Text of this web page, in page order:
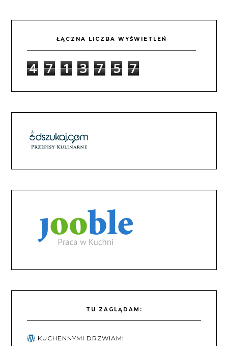
ŁĄCZNA LICZBA WYŚWIETLEŃ
4 7 1 3 7 5 7
TU ZAGLĄDAM:
KUCHENNYMI DRZWIAMI